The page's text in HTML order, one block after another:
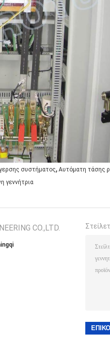
συστήματος, Αυτόματη τάσης
γεννήτρια
CO.,LTD.